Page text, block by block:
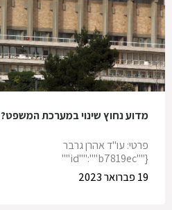
מדוע נחוץ שינוי במערכת המשפט?
פרטי: עו"ד אהרן גרבר
{""id"":""b7819ec""
19 פברואר 2023